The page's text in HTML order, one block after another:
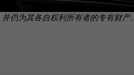
仍为其各自权利所有者的专有财产。